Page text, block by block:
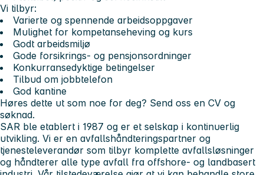
Vi tilbyr:
Varierte og spennende arbeidsoppgaver
Mulighet for kompetanseheving og kurs
Godt arbeidsmiljø
Gode forsikrings- og pensjonsordninger
Konkurransedyktige betingelser
Tilbud om jobbtelefon
God kantine
Høres dette ut som noe for deg? Send oss en CV og
søknad.
SAR ble etablert i 1987 og er et selskap i kontinuerlig
utvikling. Vi er en avfallshåndteringspartner og
tjenesteleverandør som tilbyr komplette avfallsløsninger
og håndterer alle type avfall fra offshore- og landbasert